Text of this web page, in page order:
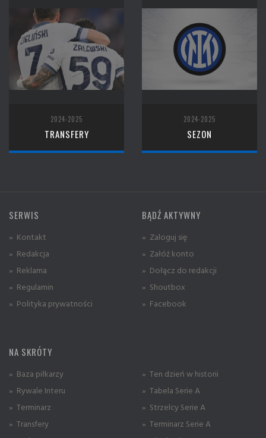
2024-2025
TRANSFERY
2024-2025
SEZON
SERWIS
» Kontakt
» Redakcja
» Reklama
» Regulamin
» Polityka prywatności
BĄDŹ AKTYWNY
» Zaloguj się
» Załóż konto
» Dołącz do redakcji
» Shoutbox
» Facebook
NA SKRÓTY
» Baza piłkarzy
» Rywale Interu
» Terminarz
» Transfery
» Ten dzień w historii
» Tabela Serie A
» Strzelcy Serie A
» Terminarz Serie A